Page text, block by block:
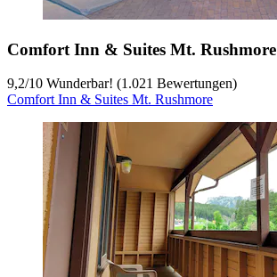
Comfort Inn & Suites Mt. Rushmore
9,2/10 Wunderbar! (1.021 Bewertungen)
Comfort Inn & Suites Mt. Rushmore